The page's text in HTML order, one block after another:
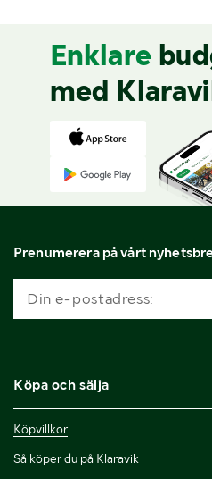
Enklare
med
Prenumerera på vårt
Köpa och sälja
Köpvillkor
Så köper du på Klaravik